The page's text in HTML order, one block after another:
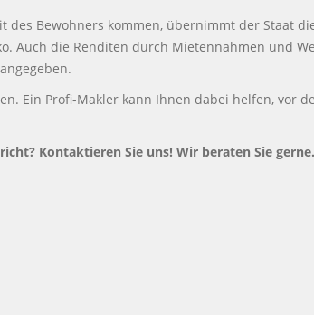
Bewohners kommen, übernimmt der Staat
Auch die Renditen durch Mietennahmen und
Ein Profi-Makler kann Ihnen dabei helfen, vor
Kontaktieren Sie uns! Wir beraten Sie gerne.